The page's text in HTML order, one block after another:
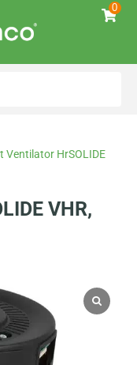
0
Ventilator HrSOLIDE
VHR,